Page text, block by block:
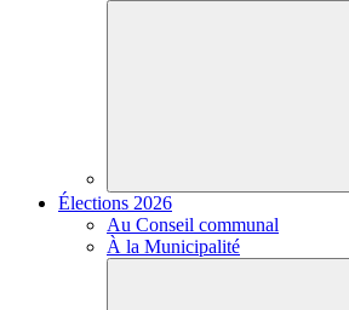
Élections 2026
Au Conseil communal
À la Municipalité